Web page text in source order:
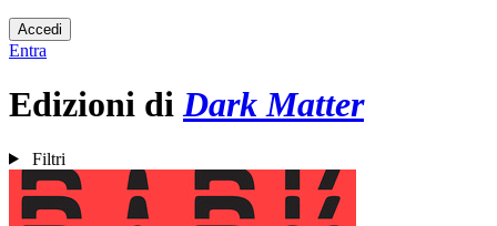
Accedi
Entra
Edizioni diDark Matter
Filtri